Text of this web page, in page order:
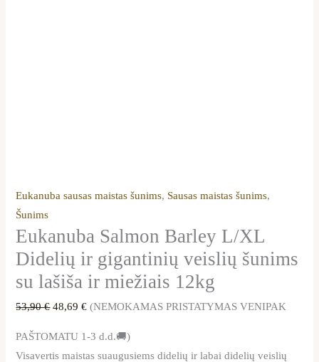
Eukanuba sausas maistas šunims, Sausas maistas šunims,
Šunims
Eukanuba Salmon Barley L/XL
Didelių ir gigantinių veislių šunims
su lašiša ir miežiais 12kg
53,90€ 48,69€ (NEMOKAMAS PRISTATYMAS VENIPAK
PAŠTOMATU 1-3 d.d.🚚)
Visavertis maistas suaugusiems didelių ir labai didelių veislių